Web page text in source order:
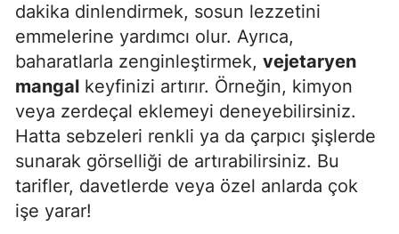
dakika dinlendirmek, sosun lezzetini
emmelerine yardımcı olur. Ayrıca,
baharatlarla zenginleştirmek, vejetaryen
mangal keyfinizi artırır. Örneğin, kimyon
veya zerdeçal eklemeyi deneyebilirsiniz.
Hatta sebzeleri renkli ya da çarpıcı şişlerde
sunarak görselliği de artırabilirsiniz. Bu
tarifler, davetlerde veya özel anlarda çok
işe yarar!